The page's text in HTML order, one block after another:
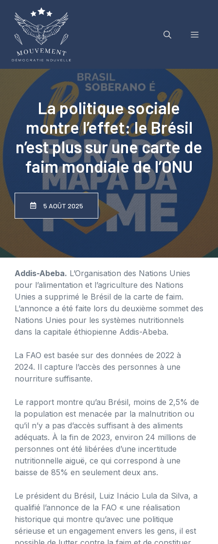
contenu
Menu
La politique sociale
montre l’effet: le Brésil
n’est plus sur une carte de
faim mondiale de l’ONU
5 AOÛT 2025
Addis-Abeba. L’Organisation des Nations Unies
pour l’alimentation et l’agriculture des Nations
Unies a supprimé le Brésil de la carte de faim.
L’annonce a été faite lors du deuxième sommet des
Nations Unies pour les systèmes nutritionnels
dans la capitale éthiopienne Addis-Abeba.
La FAO est basée sur des données de 2022 à
2024. Il capture l’accès des personnes à une
nourriture suffisante.
Le rapport montre qu’au Brésil, moins de 2,5% de
la population est menacée par la malnutrition ou
qu’il n’y a pas d’accès suffisant à des aliments
adéquats. À la fin de 2023, environ 24 millions de
personnes ont été libérées d’une incertitude
nutritionnelle aiguë, ce qui correspond à une
baisse de 85% en seulement deux ans.
Le président du Brésil, Luiz Inácio Lula da Silva, a
qualifié l’annonce de la FAO « une réalisation
historique qui montre qu’avec une politique
sérieuse et un engagement envers les gens, il est